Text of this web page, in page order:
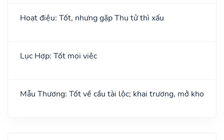
Hoạt điệu: Tốt, nhưng gặp Thụ tử thì xấu
Lục Hợp: Tốt mọi việc
Mẫu Thương: Tốt về cầu tài lộc; khai trương, mở kho